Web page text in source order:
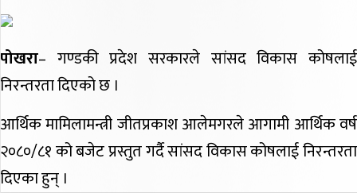
पोखरा– गण्डकी प्रदेश सरकारले सांसद विकास कोषलाई
निरन्तरता दिएको छ ।
आर्थिक मामिलामन्त्री जीतप्रकाश आलेमगरले आगामी आर्थिक वर्ष
२०८०/८१ को बजेट प्रस्तुत गर्दै सांसद विकास कोषलाई निरन्तरता
दिएका हुन् ।